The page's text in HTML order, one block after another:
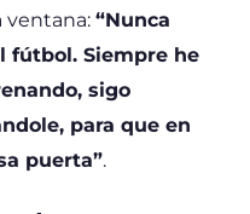
ventana:“Nunca
fútbol. Siempre he
sigo
para que en
puerta”.